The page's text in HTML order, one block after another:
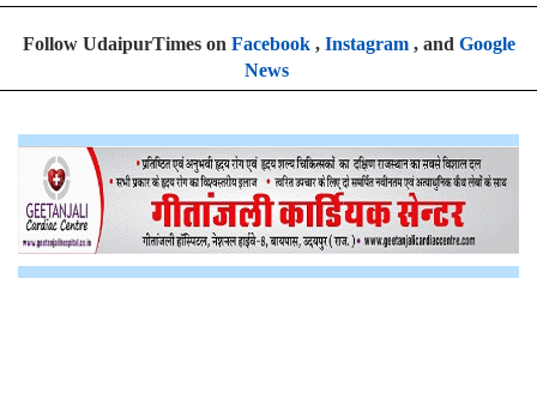
Follow UdaipurTimes on Facebook, Instagram, and Google
News